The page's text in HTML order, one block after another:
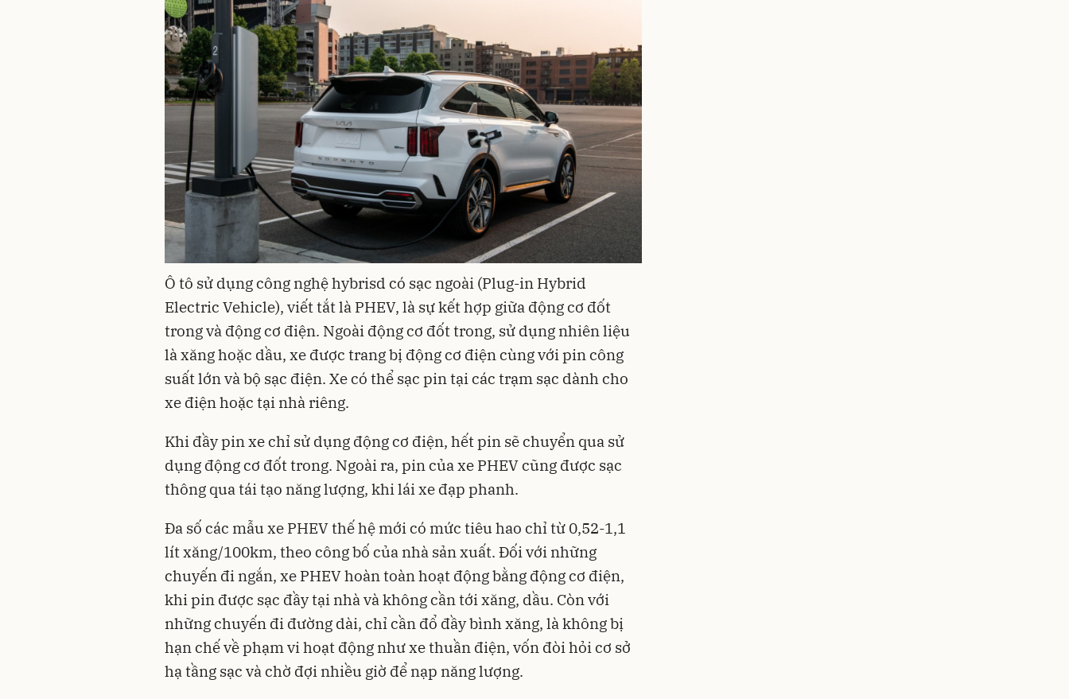
Ô tô sử dụng công nghệ hybrisd có sạc ngoài (Plug-in Hybrid
Electric Vehicle), viết tắt là PHEV, là sự kết hợp giữa động cơ đốt
trong và động cơ điện. Ngoài động cơ đốt trong, sử dụng nhiên liệu
là xăng hoặc dầu, xe được trang bị động cơ điện cùng với pin công
suất lớn và bộ sạc điện. Xe có thể sạc pin tại các trạm sạc dành cho
xe điện hoặc tại nhà riêng.
Khi đầy pin xe chỉ sử dụng động cơ điện, hết pin sẽ chuyển qua sử
dụng động cơ đốt trong. Ngoài ra, pin của xe PHEV cũng được sạc
thông qua tái tạo năng lượng, khi lái xe đạp phanh.
Đa số các mẫu xe PHEV thế hệ mới có mức tiêu hao chỉ từ 0,52-1,1
lít xăng/100km, theo công bố của nhà sản xuất. Đối với những
chuyến đi ngắn, xe PHEV hoàn toàn hoạt động bằng động cơ điện,
khi pin được sạc đầy tại nhà và không cần tới xăng, dầu. Còn với
những chuyến đi đường dài, chỉ cần đổ đầy bình xăng, là không bị
hạn chế về phạm vi hoạt động như xe thuần điện, vốn đòi hỏi cơ sở
hạ tầng sạc và chờ đợi nhiều giờ để nạp năng lượng.